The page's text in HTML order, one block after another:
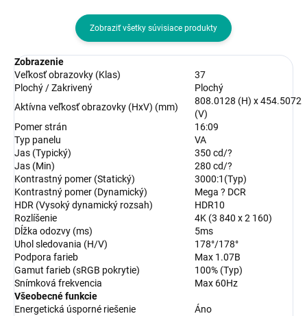
Zobraziť všetky súvisiace produkty
Zobrazenie
Veľkosť obrazovky (Klas)
37
Plochý / Zakrivený
Plochý
Aktívna veľkosť obrazovky (HxV) (mm)
808.0128 (H) x 454.5072
(V)
Pomer strán
16:09
Typ panelu
VA
Jas (Typický)
350 cd/?
Jas (Min)
280 cd/?
Kontrastný pomer (Statický)
3000:1(Typ)
Kontrastný pomer (Dynamický)
Mega ? DCR
HDR (Vysoký dynamický rozsah)
HDR10
Rozlíšenie
4K (3 840 x 2 160)
Dĺžka odozvy (ms)
5ms
Uhol sledovania (H/V)
178°/178°
Podpora farieb
Max 1.07B
Gamut farieb (sRGB pokrytie)
100% (Typ)
Snímková frekvencia
Max 60Hz
Všeobecné funkcie
Energetická úsporné riešenie
Áno